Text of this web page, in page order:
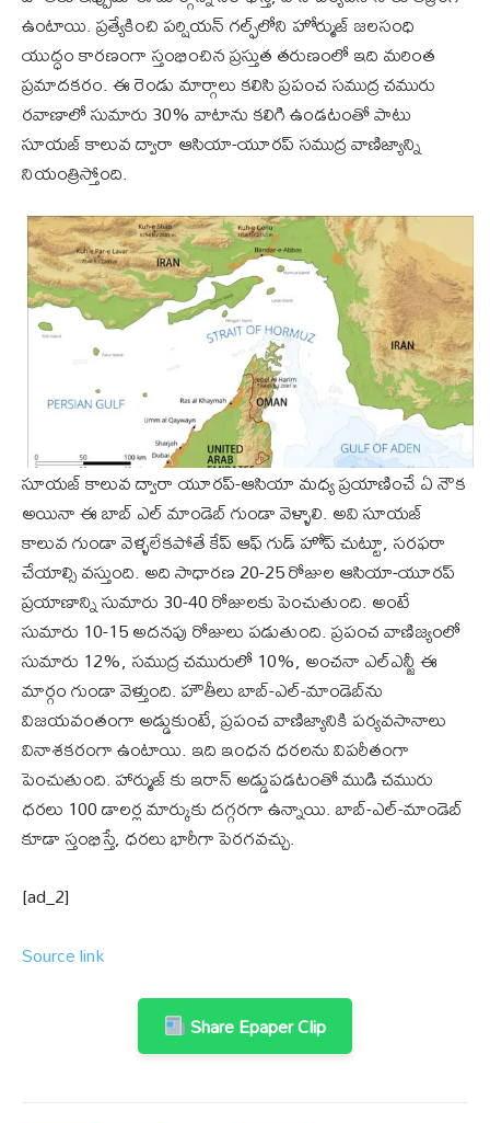
ఉంటాయి. ప్రత్యేకించి పర్షియన్ గల్ఫ్‌లోని హోర్ముజ్ జలసంధి
యుద్ధం కారణంగా స్తంభించిన ప్రస్తుత తరుణంలో ఇది మరింత
ప్రమాదకరం. ఈ రెండు మార్గాలు కలిసి ప్రపంచ సముద్ర చమురు
రవాణాలో సుమారు 30% వాటాను కలిగి ఉండటంతో పాటు
సూయజ్ కాలువ ద్వారా ఆసియా-యూరప్ సముద్ర వాణిజ్యాన్ని
నియంత్రిస్తోంది.
సూయజ్ కాలువ ద్వారా యూరప్-ఆసియా మధ్య ప్రయాణించే ఏ నౌక
అయినా ఈ బాబ్ ఎల్ మాండెబ్ గుండా వెళ్ళాలి. అవి సూయజ్
కాలువ గుండా వెళ్ళలేకపోతే కేప్ ఆఫ్ గుడ్ హోప్ చుట్టూ, సరఫరా
చేయాల్సి వస్తుంది. అది సాధారణ 20-25 రోజుల ఆసియా-యూరప్
ప్రయాణాన్ని సుమారు 30-40 రోజులకు పెంచుతుంది. అంటే
సుమారు 10-15 అదనపు రోజులు పడుతుంది. ప్రపంచ వాణిజ్యంలో
సుమారు 12%, సముద్ర చమురులో 10%, అంచనా ఎల్ఎన్జీ ఈ
మార్గం గుండా వెళ్తుంది. హౌతీలు బాబ్-ఎల్-మాండెబ్‌ను
విజయవంతంగా అడ్డుకుంటే, ప్రపంచ వాణిజ్యానికి పర్యవసానాలు
వినాశకరంగా ఉంటాయి. ఇది ఇంధన ధరలను విపరీతంగా
పెంచుతుంది. హార్ముజ్ కు ఇరాన్ అడ్డుపడటంతో ముడి చమురు
ధరలు 100 డాలర్ల మార్కుకు దగ్గరగా ఉన్నాయి. బాబ్-ఎల్-మాండెబ్
కూడా స్తంభిస్తే, ధరలు భారీగా పెరగవచ్చు.
[ad_2]
Source link
Share Epaper Clip